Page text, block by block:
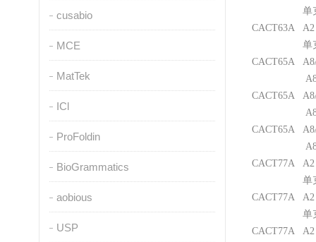
cusabio
MCE
MatTek
ICl
ProFoldin
BioGrammatics
aobious
USP
单
CACT63A
单
CACT65A
CACT65A
CACT65A
CACT77A
单
CACT77A
单
CACT77A